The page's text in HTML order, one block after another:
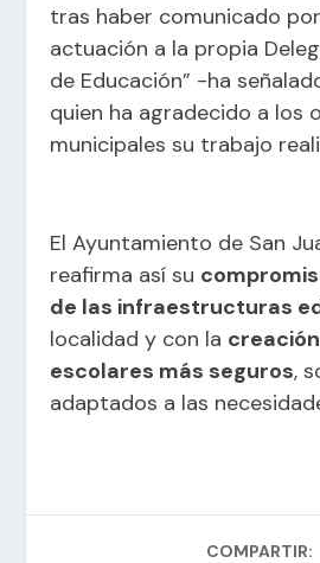
tras haber comunicado
actuación a la propia
de Educación” -ha
quien ha agradecido a los
municipales su trabajo
El Ayuntamiento de San
reafirma así su
de las infraestructuras
localidad y con la
escolares más seguros,
adaptados a las
COMPARTIR: